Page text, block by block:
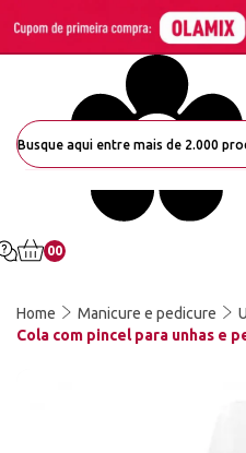
00
Home Manicure e pedicure
Cola com pincel para unhas e